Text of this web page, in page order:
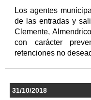
Los agentes
de las entradas y
Clemente,
con carácter
retenciones no
31/10/2018